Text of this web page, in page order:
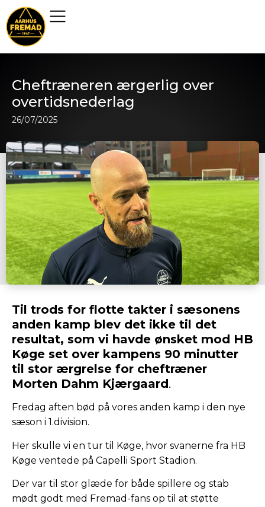
Cheftræneren ærgerlig over
overtidsnederlag
26/07/2025
Til trods for flotte takter i sæsonens
anden kamp blev det ikke til det
resultat, som vi havde ønsket mod HB
Køge set over kampens 90 minutter
til stor ærgrelse for cheftræner
Morten Dahm Kjærgaard.
Fredag aften bød på vores anden kamp i den nye
sæson i 1.division.
Her skulle vi en tur til Køge, hvor svanerne fra HB
Køge ventede på Capelli Sport Stadion.
Der var til stor glæde for både spillere og stab
mødt godt med Fremad-fans op til at støtte